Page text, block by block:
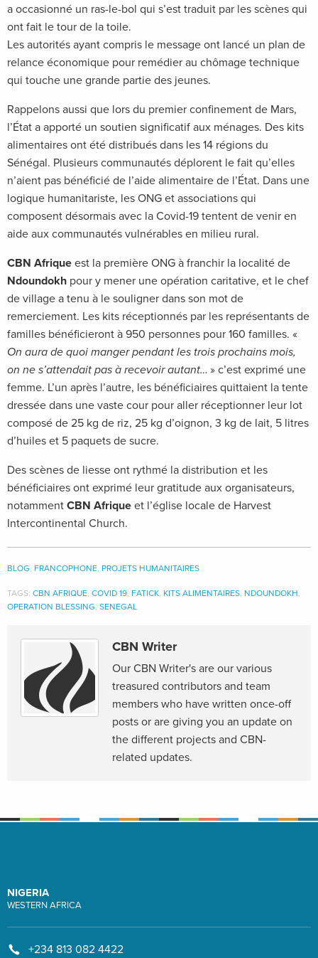
a occasionné un ras-le-bol qui s’est traduit par les scènes qui
ont fait le tour de la toile.
Les autorités ayant compris le message ont lancé un plan de
relance économique pour remédier au chômage technique
qui touche une grande partie des jeunes.
Rappelons aussi que lors du premier confinement de Mars,
l’État a apporté un soutien significatif aux ménages. Des kits
alimentaires ont été distribués dans les 14 régions du
Sénégal. Plusieurs communautés déplorent le fait qu’elles
n’aient pas bénéficié de l’aide alimentaire de l’État. Dans une
logique humanitariste, les ONG et associations qui
composent désormais avec la Covid-19 tentent de venir en
aide aux communautés vulnérables en milieu rural.
CBN Afrique est la première ONG à franchir la localité de
Ndoundokh pour y mener une opération caritative, et le chef
de village a tenu à le souligner dans son mot de
remerciement. Les kits réceptionnés par les représentants de
familles bénéficieront à 950 personnes pour 160 familles. «
On aura de quoi manger pendant les trois prochains mois,
on ne s’attendait pas à recevoir autant… » c’est exprimé une
femme. L’un après l’autre, les bénéficiaires quittaient la tente
dressée dans une vaste cour pour aller réceptionner leur lot
composé de 25 kg de riz, 25 kg d’oignon, 3 kg de lait, 5 litres
d’huiles et 5 paquets de sucre.
Des scènes de liesse ont rythmé la distribution et les
bénéficiaires ont exprimé leur gratitude aux organisateurs,
notamment CBN Afrique et l’église locale de Harvest
Intercontinental Church.
BLOG, FRANCOPHONE, PROJETS HUMANITAIRES
TAGS: CBN AFRIQUE, COVID 19, FATICK, KITS ALIMENTAIRES, NDOUNDOKH,
OPERATION BLESSING, SENEGAL
CBN Writer
Our CBN Writer's are our various
treasured contributors and team
members who have written once-off
posts or are giving you an update on
the different projects and CBN-
related updates.
NIGERIA
WESTERN AFRICA
+234 813 082 4422